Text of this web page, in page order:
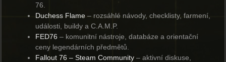
76.
Duchess Flame – rozsáhlé návody, checklisty, farmení,
události, buildy a C.A.M.P.
FED76 – komunitní nástroje, databáze a orientační
ceny legendárních předmětů.
Fallout 76 – Steam Community – aktivní diskuse,